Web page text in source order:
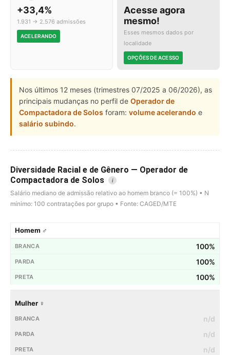
+33,4%
1.931 → 2.576 admissões
ACELERANDO
Acesse agora
mesmo!
Esses mesmos dados por
localidade
OPÇÕES DE ACESSO
Nos últimos 12 meses (trimestres 07/2025 a 06/2026), as
principais mudanças no perfil de Operador de
Compactadora de Solos foram: volume acelerando e
salário subindo.
Diversidade Racial e de Gênero — Operador de
Compactadora de Solos
i
Salário mediano de admissão relativo ao homem branco (= 100%) • N
mínimo: 100 contratações por grupo • Fonte: CAGED/MTE
Homem ♂
100%
100%
100%
Mulher ♀
n/d
n/d
n/d